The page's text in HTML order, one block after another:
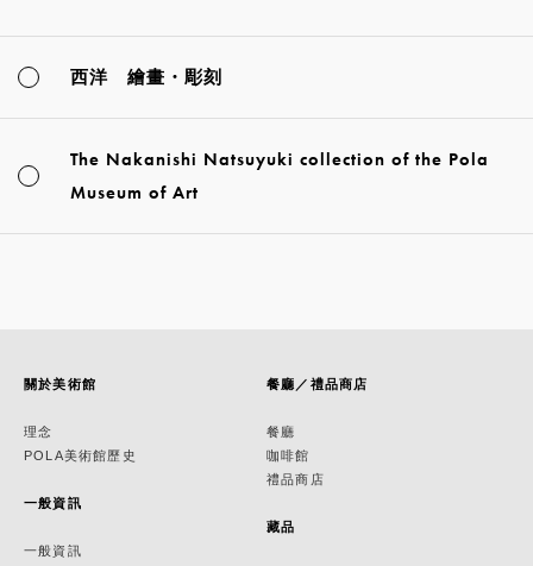
西洋 繪畫・彫刻
The Nakanishi Natsuyuki collection of the Pola
Museum of Art
關於美術館
理念
POLA美術館歷史
一般資訊
一般資訊
餐廳／禮品商店
餐廳
咖啡館
禮品商店
藏品